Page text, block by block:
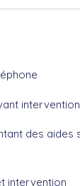
intervention
des aides
intervention